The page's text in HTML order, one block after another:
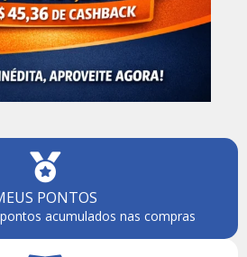
PONTOS
acumulados nas compras